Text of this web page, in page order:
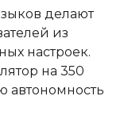
делают
из
настроек.
на 350
автономность